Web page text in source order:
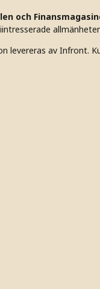
och
levereras av Infront.